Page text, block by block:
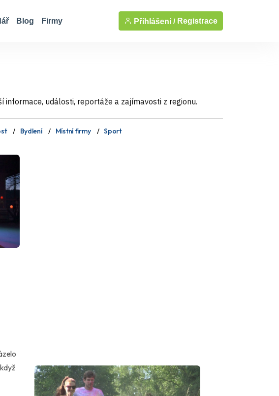
Blog Firmy Přihlášení / Registrace
události, reportáže a zajímavosti z regionu.
Bydlení Místní firmy Sport